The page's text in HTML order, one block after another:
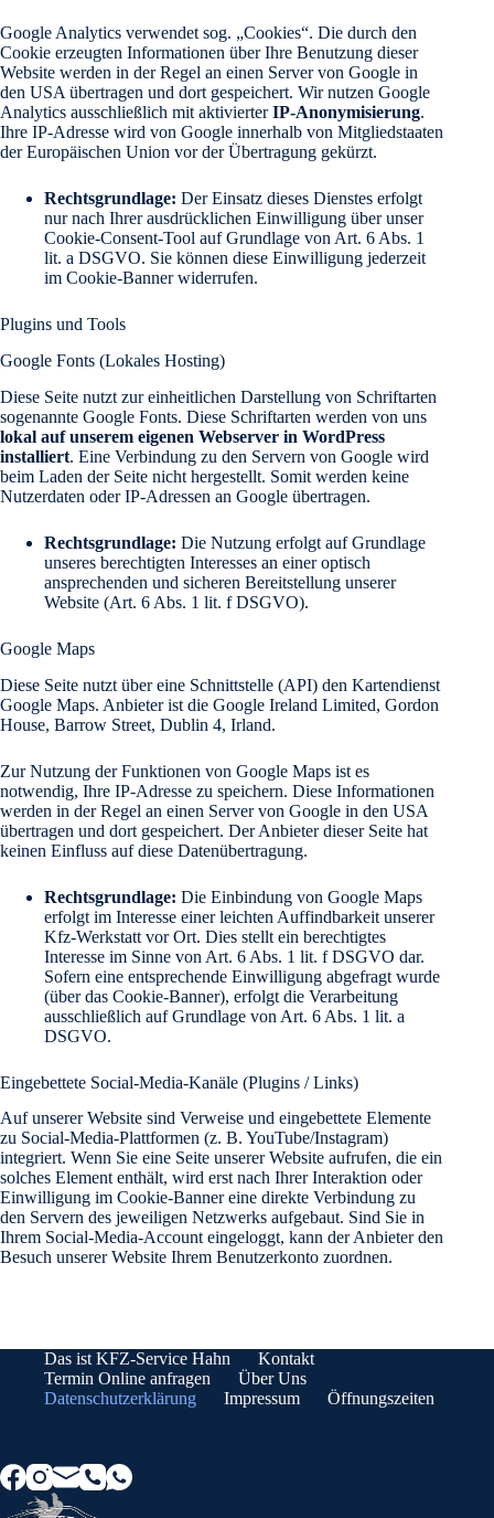
Google Analytics verwendet sog. „Cookies“. Die durch den
Cookie erzeugten Informationen über Ihre Benutzung dieser
Website werden in der Regel an einen Server von Google in
den USA übertragen und dort gespeichert. Wir nutzen Google
Analytics ausschließlich mit aktivierterIP-Anonymisierung.
Ihre IP-Adresse wird von Google innerhalb von Mitgliedstaaten
der Europäischen Union vor der Übertragung gekürzt.
Rechtsgrundlage: Der Einsatz dieses Dienstes erfolgt
nur nach Ihrer ausdrücklichen Einwilligung über unser
Cookie-Consent-Tool auf Grundlage von Art. 6 Abs. 1
lit. a DSGVO. Sie können diese Einwilligung jederzeit
im Cookie-Banner widerrufen.
Plugins und Tools
Google Fonts (Lokales Hosting)
Diese Seite nutzt zur einheitlichen Darstellung von Schriftarten
sogenannte Google Fonts. Diese Schriftarten werden von uns
lokal auf unserem eigenen Webserver in WordPress
installiert. Eine Verbindung zu den Servern von Google wird
beim Laden der Seite nicht hergestellt. Somit werden keine
Nutzerdaten oder IP-Adressen an Google übertragen.
Rechtsgrundlage: Die Nutzung erfolgt auf Grundlage
unseres berechtigten Interesses an einer optisch
ansprechenden und sicheren Bereitstellung unserer
Website (Art. 6 Abs. 1 lit. f DSGVO).
Google Maps
Diese Seite nutzt über eine Schnittstelle (API) den Kartendienst
Google Maps. Anbieter ist die Google Ireland Limited, Gordon
House, Barrow Street, Dublin 4, Irland.
Zur Nutzung der Funktionen von Google Maps ist es
notwendig, Ihre IP-Adresse zu speichern. Diese Informationen
werden in der Regel an einen Server von Google in den USA
übertragen und dort gespeichert. Der Anbieter dieser Seite hat
keinen Einfluss auf diese Datenübertragung.
Rechtsgrundlage: Die Einbindung von Google Maps
erfolgt im Interesse einer leichten Auffindbarkeit unserer
Kfz-Werkstatt vor Ort. Dies stellt ein berechtigtes
Interesse im Sinne von Art. 6 Abs. 1 lit. f DSGVO dar.
Sofern eine entsprechende Einwilligung abgefragt wurde
(über das Cookie-Banner), erfolgt die Verarbeitung
ausschließlich auf Grundlage von Art. 6 Abs. 1 lit. a
DSGVO.
Eingebettete Social-Media-Kanäle (Plugins / Links)
Auf unserer Website sind Verweise und eingebettete Elemente
zu Social-Media-Plattformen (z. B. YouTube/Instagram)
integriert. Wenn Sie eine Seite unserer Website aufrufen, die ein
solches Element enthält, wird erst nach Ihrer Interaktion oder
Einwilligung im Cookie-Banner eine direkte Verbindung zu
den Servern des jeweiligen Netzwerks aufgebaut. Sind Sie in
Ihrem Social-Media-Account eingeloggt, kann der Anbieter den
Besuch unserer Website Ihrem Benutzerkonto zuordnen.
Das ist KFZ-Service Hahn
Kontakt
Termin Online anfragen
Über Uns
Datenschutzerklärung
Impressum Öffnungszeiten